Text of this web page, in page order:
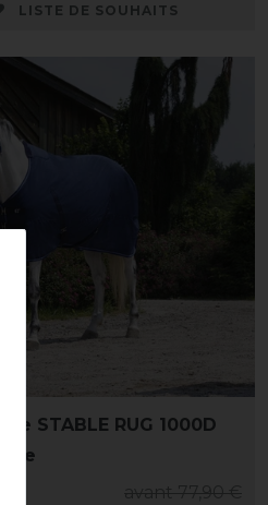
LISTE DE SOUHAITS
STABLE RUG 1000D